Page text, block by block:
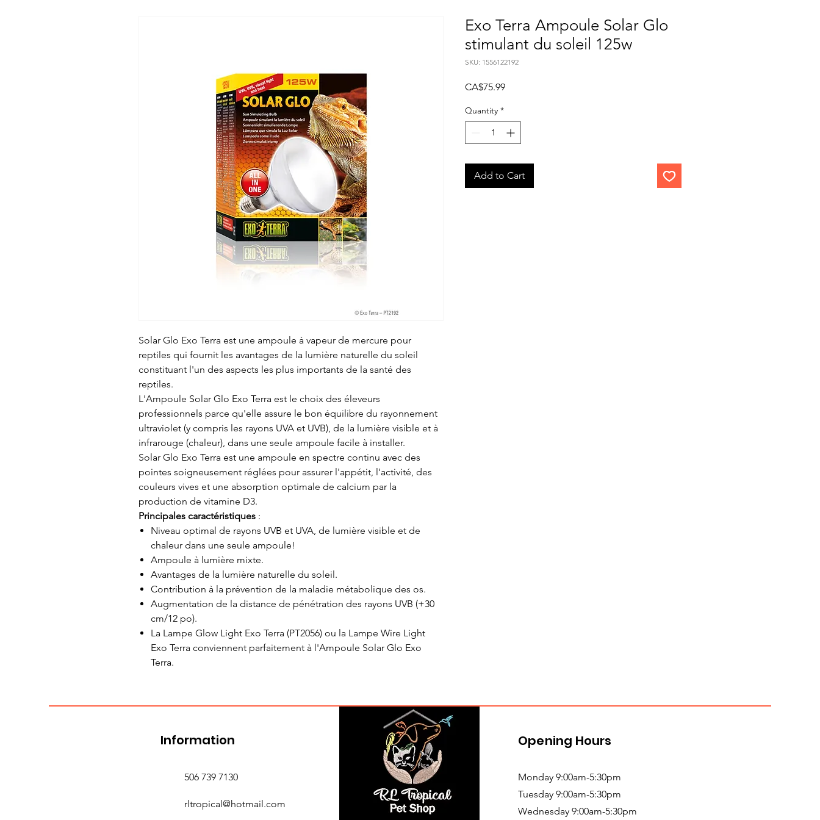
Solar Glo Exo Terra est une ampoule à vapeur de mercure pour
reptiles qui fournit les avantages de la lumière naturelle du soleil
constituant l'un des aspects les plus importants de la santé des
reptiles.
L'Ampoule Solar Glo Exo Terra est le choix des éleveurs
professionnels parce qu'elle assure le bon équilibre du rayonnement
ultraviolet (y compris les rayons UVA et UVB), de la lumière visible et à
infrarouge (chaleur), dans une seule ampoule facile à installer.
Solar Glo Exo Terra est une ampoule en spectre continu avec des
pointes soigneusement réglées pour assurer l'appétit, l'activité, des
couleurs vives et une absorption optimale de calcium par la
production de vitamine D3.
Principales caractéristiques :
Niveau optimal de rayons UVB et UVA, de lumière visible et de
chaleur dans une seule ampoule!
Ampoule à lumière mixte.
Avantages de la lumière naturelle du soleil.
Contribution à la prévention de la maladie métabolique des os.
Augmentation de la distance de pénétration des rayons UVB (+30
cm/12 po).
La Lampe Glow Light Exo Terra (PT2056) ou la Lampe Wire Light
Exo Terra conviennent parfaitement à l'Ampoule Solar Glo Exo
Terra.
Exo Terra Ampoule Solar Glo
stimulant du soleil 125w
SKU: 1556122192
CA$75.99Price
Quantity *
Add to Cart
Information
506 739 7130
rltropical@hotmail.com
Opening Hours
Monday 9:00am-5:30pm
Tuesday 9:00am-5:30pm
Wednesday 9:00am-5:30pm